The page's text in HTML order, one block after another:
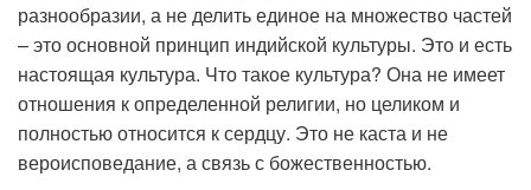
разнообразии, а не делить единое на множество частей
– это основной принцип индийской культуры. Это и есть
настоящая культура. Что такое культура? Она не имеет
отношения к определенной религии, но целиком и
полностью относится к сердцу. Это не каста и не
вероисповедание, а связь с божественностью.